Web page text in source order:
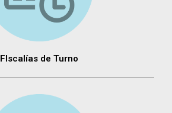
FIscalías de Turno